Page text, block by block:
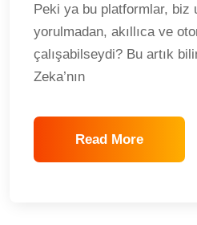
Peki ya bu platformlar, biz
yorulmadan, akıllıca ve
çalışabilseydi? Bu artık
Zeka’nın
Read More